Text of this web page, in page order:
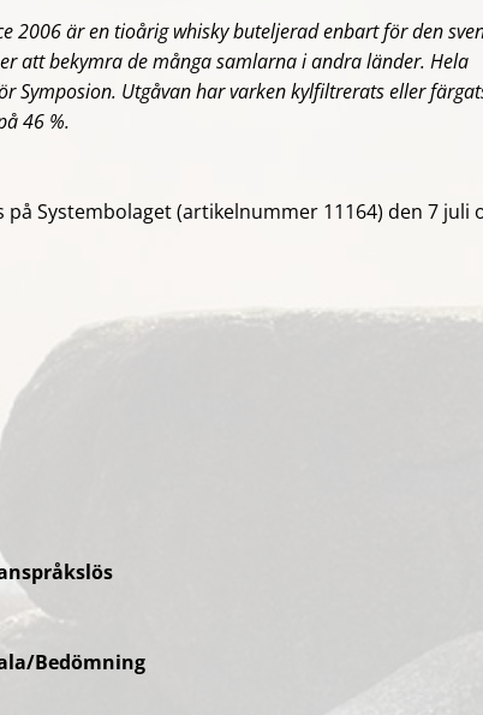
2006 är en tioårig whisky buteljerad enbart för den
att bekymra de många samlarna i andra länder. Hela
Symposion. Utgåvan har varken kylfiltrerats eller
46 %.
på Systembolaget (artikelnummer 11164) den 7 juli
Bedömning